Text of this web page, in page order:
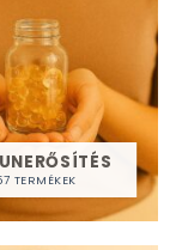
TERMÉKEK